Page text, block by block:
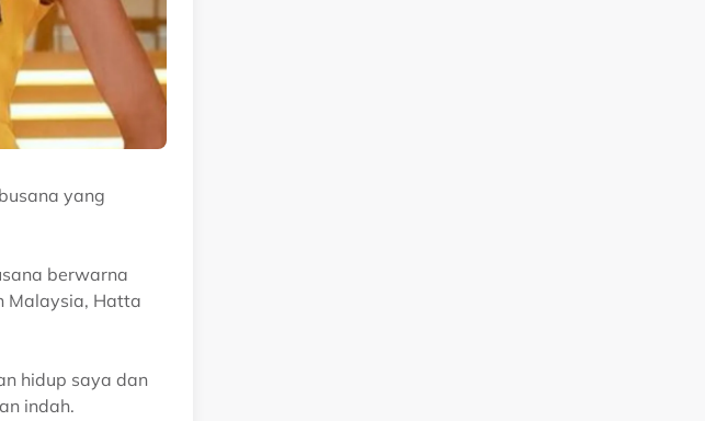
yang
berwarna
Malaysia, Hatta
hidup saya dan
indah.